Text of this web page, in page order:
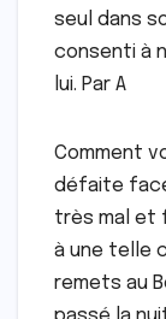
seul dans
consenti à
lui. Par A
Comment
défaite face
très mal et
à une telle
remets au